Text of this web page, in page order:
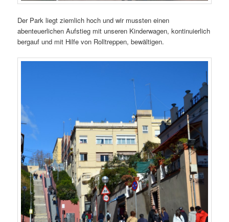
Der Park liegt ziemlich hoch und wir mussten einen
abenteuerlichen Aufstieg mit unseren Kinderwagen, kontinuierlich
bergauf und mit Hilfe von Rolltreppen, bewältigen.